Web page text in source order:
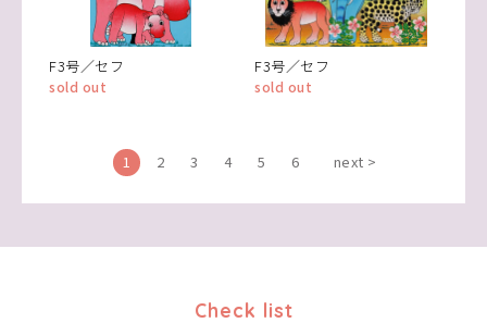
F3号／セフ
sold out
F3号／セフ
sold out
1 2 3 4 5 6 next >
Check list